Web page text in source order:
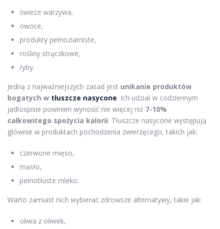
świeże warzywa,
owoce,
produkty pełnoziarniste,
rośliny strączkowe,
ryby.
Jedną z najważniejszych zasad jest unikanie produktów
bogatych w tłuszcze nasycone. Ich udział w codziennym
jadłospisie powinien wynosić nie więcej niż 7-10%
całkowitego spożycia kalorii. Tłuszcze nasycone występują
głównie w produktach pochodzenia zwierzęcego, takich jak:
czerwone mięso,
masło,
pełnotłuste mleko.
Warto zamiast nich wybierać zdrowsze alternatywy, takie jak:
oliwa z oliwek,